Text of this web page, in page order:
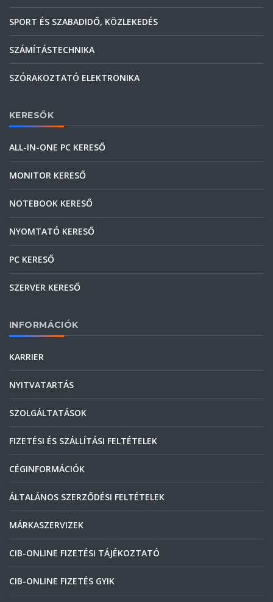
SPORT ÉS SZABADIDŐ, KÖZLEKEDÉS
SZÁMÍTÁSTECHNIKA
SZÓRAKOZTATÓ ELEKTRONIKA
KERESŐK
ALL-IN-ONE PC KERESŐ
MONITOR KERESŐ
NOTEBOOK KERESŐ
NYOMTATÓ KERESŐ
PC KERESŐ
SZERVER KERESŐ
INFORMÁCIÓK
KARRIER
NYITVATARTÁS
SZOLGÁLTATÁSOK
FIZETÉSI ÉS SZÁLLÍTÁSI FELTÉTELEK
CÉGINFORMÁCIÓK
ÁLTALÁNOS SZERZŐDÉSI FELTÉTELEK
MÁRKASZERVIZEK
CIB-ONLINE FIZETÉSI TÁJÉKOZTATÓ
CIB-ONLINE FIZETÉS GYIK